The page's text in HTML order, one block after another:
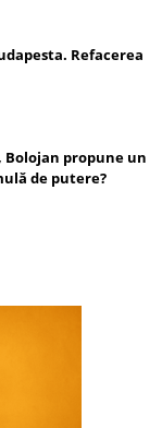
Refacerea
Bolojan propune un
de putere?